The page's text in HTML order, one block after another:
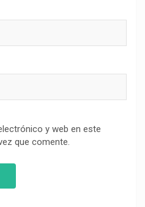
y web en este
que comente.